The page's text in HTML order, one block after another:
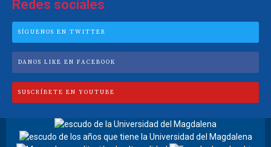
Redes sociales
SÍGUENOS EN TWITTER
DANOS LIKE EN FACEBOOK
SUSCRÍBETE EN YOUTUBE